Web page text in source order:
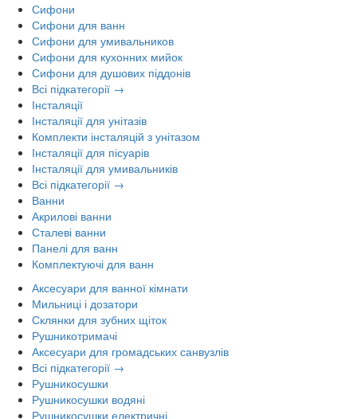
Сифони
Сифони для ванн
Сифони для умивальников
Сифони для кухонних мийок
Сифони для душових піддонів
Всі підкатегорії →
Інсталяції
Інсталяції для унітазів
Комплекти інсталяцій з унітазом
Інсталяції для пісуарів
Інсталяції для умивальників
Всі підкатегорії →
Ванни
Акрилові ванни
Сталеві ванни
Панелі для ванн
Комплектуючі для ванн
Аксесуари для ванної кімнати
Мильниці і дозатори
Склянки для зубних щіток
Рушникотримачі
Аксесуари для громадських санвузлів
Всі підкатегорії →
Рушникосушки
Рушникосушки водяні
Рушникосушки електричні